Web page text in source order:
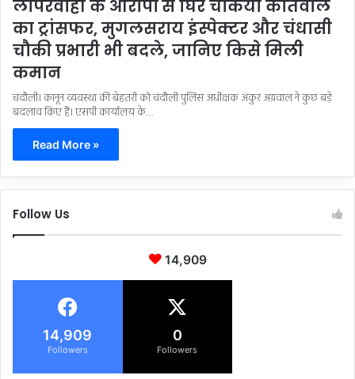
लापरवाही के आरोपों से घिरे चकिया कोतवाल
का ट्रांसफर, मुगलसराय इंस्पेक्टर और चंधासी
चौकी प्रभारी भी बदले, जानिए किसे मिली
कमान
चंदौली। कानून व्यवस्था की बेहतरी को चंदौली पुलिस अधीक्षक अंकुर अग्रवाल ने कुछ बड़े
बदलाव किए हैं। एसपी कार्यालय के…
Read More »
Follow Us
14,909
14,909
Followers
0
Followers